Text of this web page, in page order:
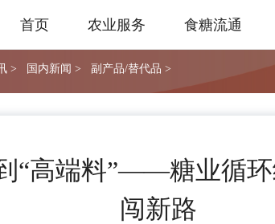
首页 农业服务 食糖流通
> 国内新闻 > 副产品/替代品 >
“高端料”——糖业循
闯新路